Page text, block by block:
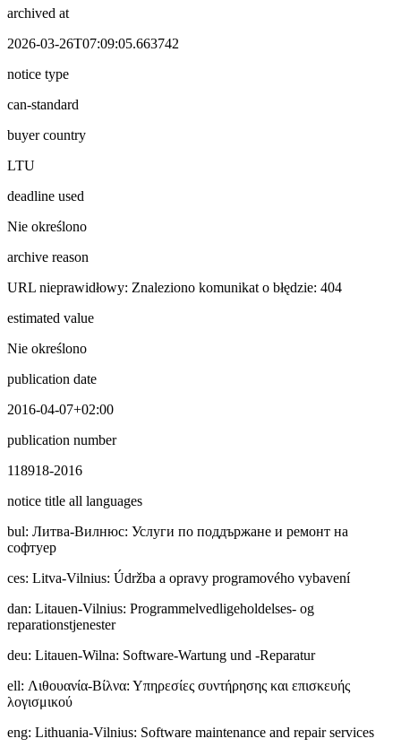
archived at
2026-03-26T07:09:05.663742
notice type
can-standard
buyer country
LTU
deadline used
Nie określono
archive reason
URL nieprawidłowy: Znaleziono komunikat o błędzie: 404
estimated value
Nie określono
publication date
2016-04-07+02:00
publication number
118918-2016
notice title all languages
bul: Литвa-Вилнюс: Услуги по поддържане и ремонт на
софтуер
ces: Litva-Vilnius: Údržba a opravy programového vybavení
dan: Litauen-Vilnius: Programmelvedligeholdelses- og
reparationstjenester
deu: Litauen-Wilna: Software-Wartung und -Reparatur
ell: Λιθουανία-Βίλνα: Υπηρεσίες συντήρησης και επισκευής
λογισμικού
eng: Lithuania-Vilnius: Software maintenance and repair services